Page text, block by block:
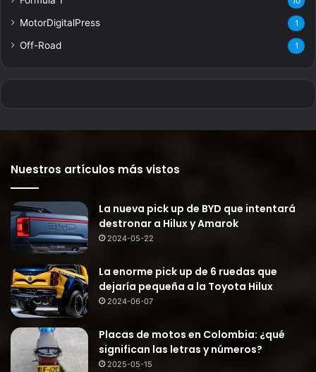
MotorDigitalPress 1
Off-Road 1
Nuestros artículos más vistos
La nueva pick up de BYD que intentará
destronar a Hilux y Amarok
2024-05-22
La enorme pick up de 6 ruedas que
dejaría pequeña a la Toyota Hilux
2024-06-07
Placas de motos en Colombia: ¿qué
significan las letras y números?
2025-05-15